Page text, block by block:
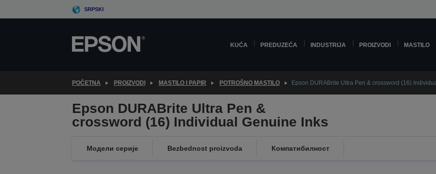
to
SRPSKI
KUĆA PREDUZEĆA INDUSTRIJA PROIZVODI MASTILO
POČETNA PROIZVODI MASTILO I PAPIR POTROŠNO MASTILO Epson DURABrite Ultra Pen & crossword (16)
Epson DURABrite Ultra Pen &
crossword (16) Individual Genuine Inks
Модели серије Bezbednost proizvoda Компатибилност